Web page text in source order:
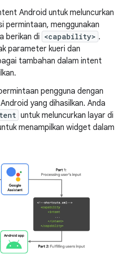
Android untuk meluncurkan
permintaan, menggunakan
berikan di <capability> .
parameter kueri dan
tambahan dalam intent
pengguna dengan
yang dihasilkan. Anda
untuk meluncurkan layar di
menampilkan widget dalam